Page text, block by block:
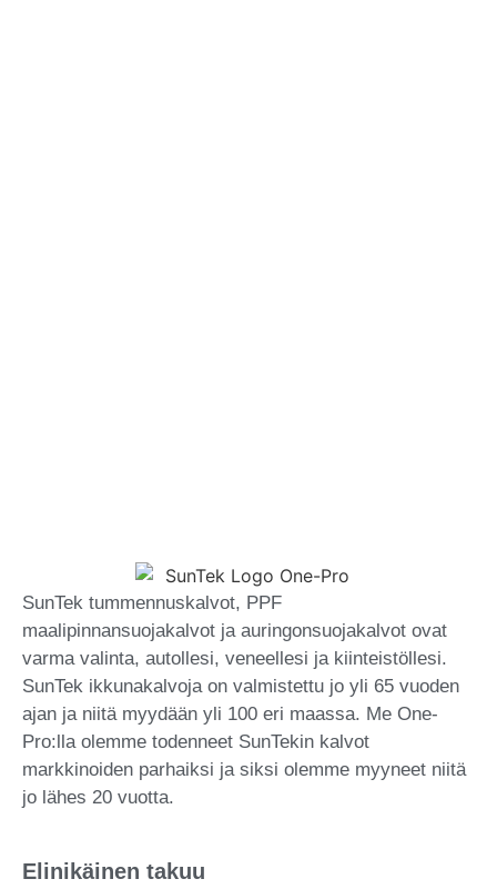
SunTek tummennuskalvot, PPF
maalipinnansuojakalvot ja auringonsuojakalvot ovat
varma valinta, autollesi, veneellesi ja kiinteistöllesi.
SunTek ikkunakalvoja on valmistettu jo yli 65 vuoden
ajan ja niitä myydään yli 100 eri maassa. Me One-
Pro:lla olemme todenneet SunTekin kalvot
markkinoiden parhaiksi ja siksi olemme myyneet niitä
jo lähes 20 vuotta.
Elinikäinen takuu